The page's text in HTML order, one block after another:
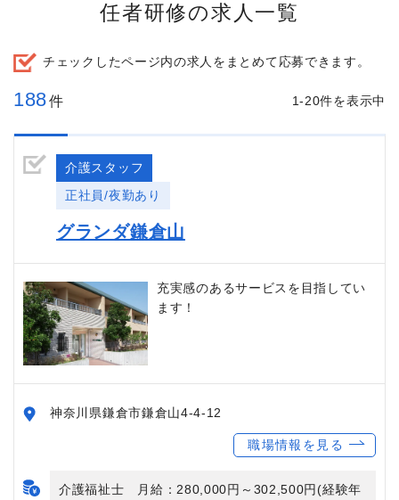
任者研修の求人一覧
チェックしたページ内の求人をまとめて応募できます。
188件 1-20件を表示中
介護スタッフ
正社員/夜勤あり
グランダ鎌倉山
充実感のあるサービスを目指してい
ます！
神奈川県鎌倉市鎌倉山4-4-12
職場情報を見る
介護福祉士 月給：280,000円～302,500円(経験年